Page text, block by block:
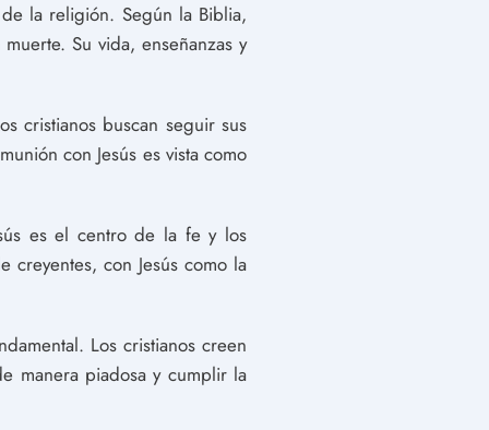
la religión. Según la Biblia,
Su vida, enseñanzas y
cristianos buscan seguir sus
con Jesús es vista como
es el centro de la fe y los
creyentes, con Jesús como la
Los cristianos creen
manera piadosa y cumplir la